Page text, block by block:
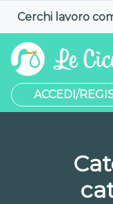
Cerchi lavoro
ACCEDI/